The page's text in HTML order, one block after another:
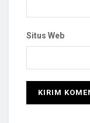
Situs Web